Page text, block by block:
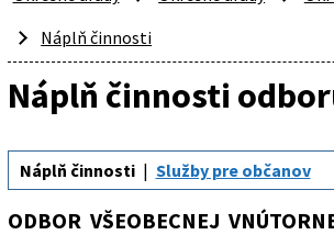
Náplň činnosti
Náplň činnosti
Náplň činnosti Služby pre občanov
ODBOR VŠEOBECNEJ